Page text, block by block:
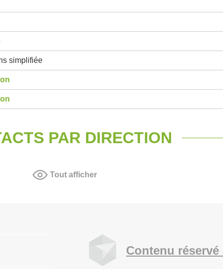
simplifiée
PAR DIRECTION
Tout afficher
Contenu